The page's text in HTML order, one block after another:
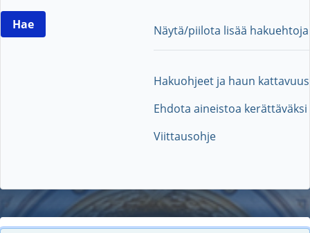
Näytä/piilota lisää hakuehtoja
Hakuohjeet ja haun kattavuus
Ehdota aineistoa kerättäväksi
Viittausohje